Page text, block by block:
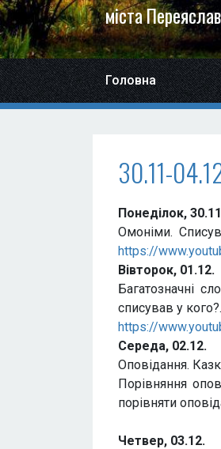
міста
Головна
30.11-
Понеділок,
Омоніми.
https://
Вівторок, 01.12.
Багатозначні
списував у
https://
Середа, 02.12.
Оповідання.
Порівняння
порівняти
Четвер, 03.12.